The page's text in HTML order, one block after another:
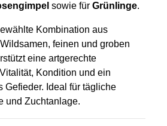
sowie für Grünlinge.
Kombination aus
feinen und groben
eine artgerechte
Kondition und ein
Gefieder. Ideal für tägliche
und Zuchtanlage.